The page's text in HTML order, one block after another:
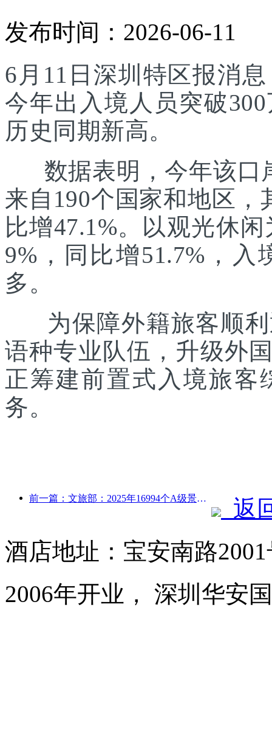
发布时间：2026-06-11
6月11日深圳特区报消
今年出入境人员突破
历史同期新高。
数据表明，今年该口
来自190个国家和地区，
比增47.1%。以观光休
9%，同比增51.7%，
多。
为保障外籍旅客顺利
语种专业队伍，升级外
正筹建前置式入境旅客
务。
前一篇：文旅部：2025年16994个A级景区接待游客75.1亿人次，旅游收入5544.9亿
返
酒店地址：宝安南路
2006年开业， 深圳华